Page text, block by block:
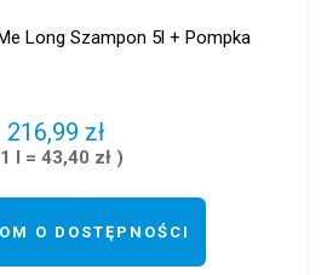
Long Szampon 5l + Pompka
216,99 zł
l = 43,40 zł )
O DOSTĘPNOŚCI